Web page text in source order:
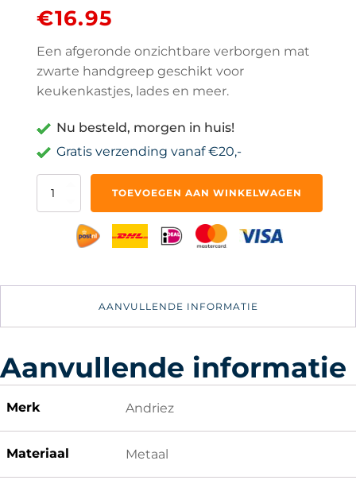
€16.95
Een afgeronde onzichtbare verborgen mat
zwarte handgreep geschikt voor
keukenkastjes, lades en meer.
Nu besteld, morgen in huis!
Gratis verzending vanaf €20,-
50cm
TOEVOEGEN AAN WINKELWAGEN
AANVULLENDE INFORMATIE
Aanvullende informatie
Merk Andriez
Materiaal Metaal